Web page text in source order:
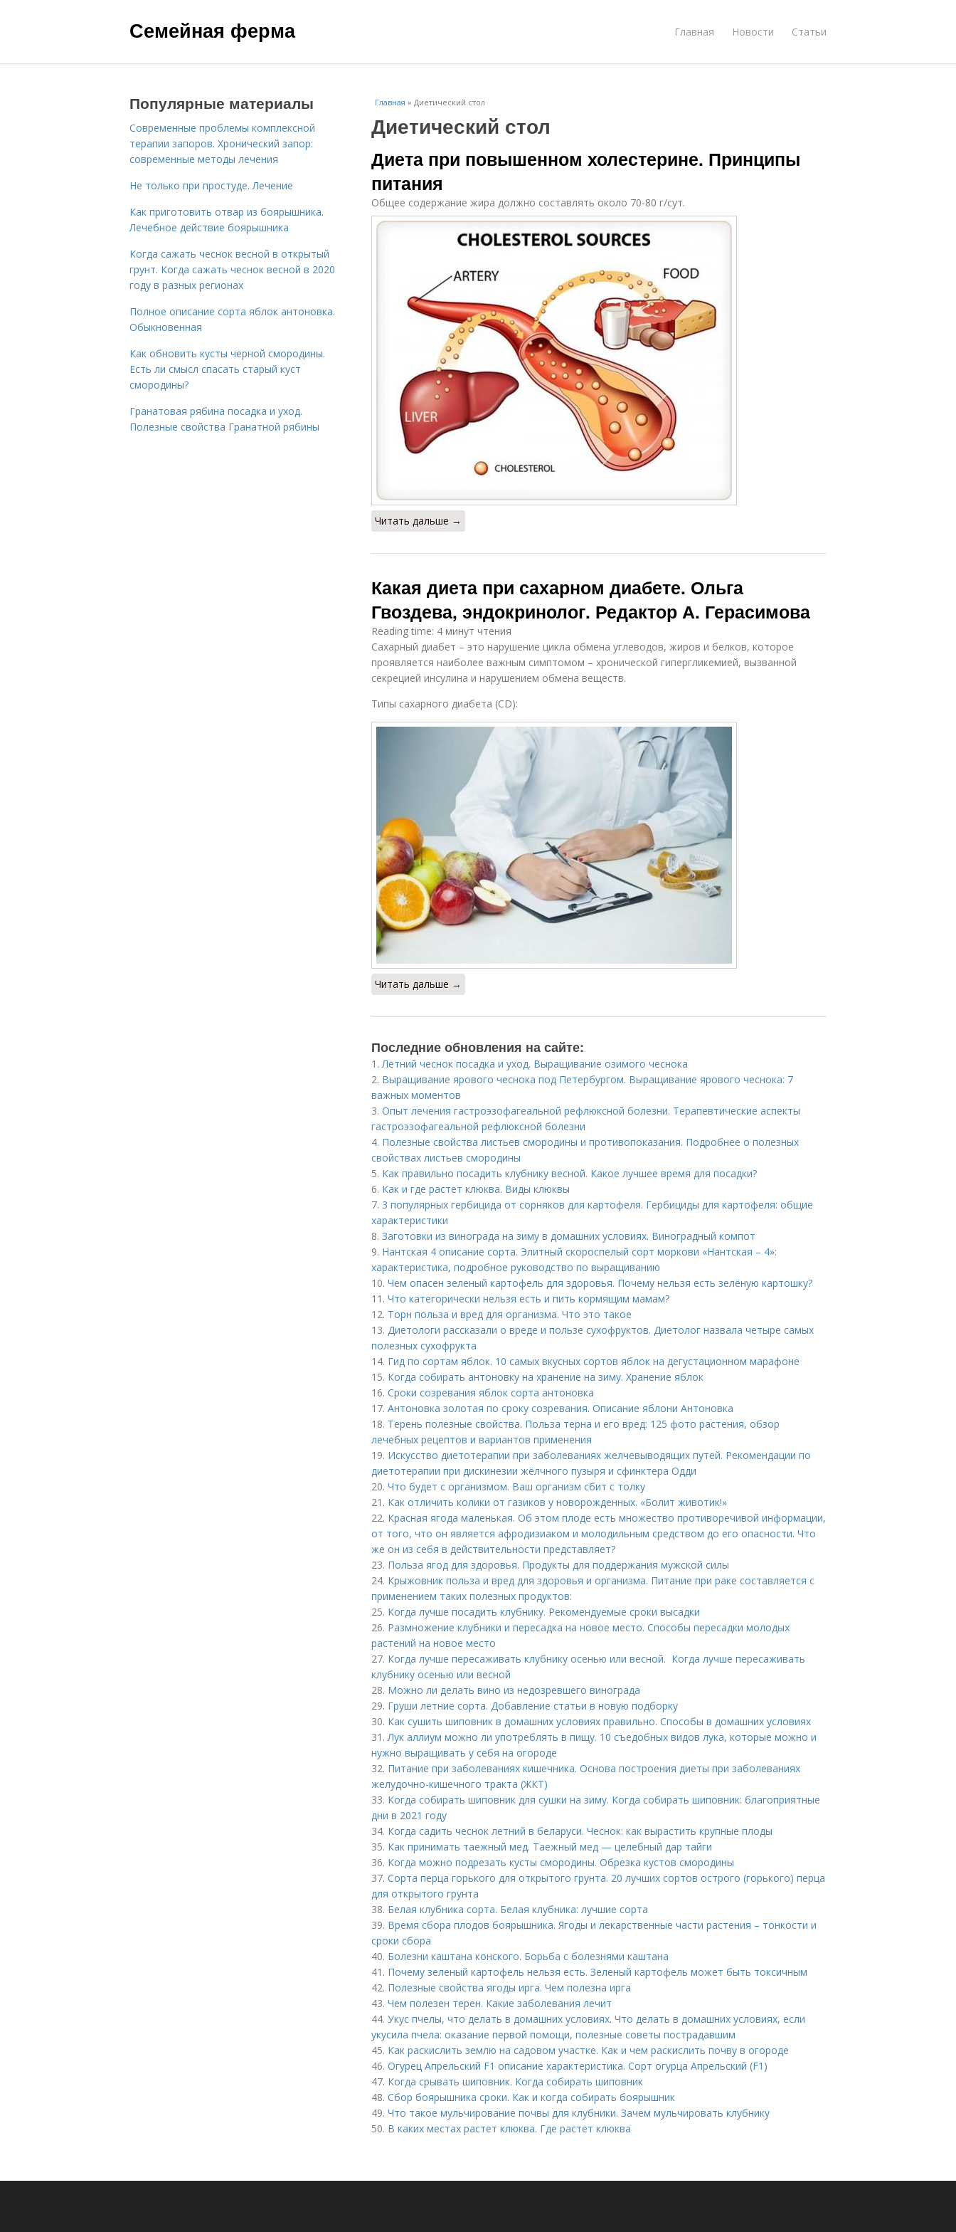
Семейная ферма Главная Новости Статьи
Главная » Диетический стол
Диетический стол
Диета при повышенном холестерине. Принципы
питания
Общее содержание жира должно составлять около 70-80 г/сут.
Читать дальше →
Какая диета при сахарном диабете. Ольга
Гвоздева, эндокринолог. Редактор А. Герасимова
Reading time: 4 минут чтения
Сахарный диабет – это нарушение цикла обмена углеводов, жиров и белков, которое
проявляется наиболее важным симптомом – хронической гипергликемией, вызванной
секрецией инсулина и нарушением обмена веществ.
Типы сахарного диабета (CD):
Читать дальше →
Последние обновления на сайте:
1.Летний чеснок посадка и уход. Выращивание озимого чеснока
2. Выращивание ярового чеснока под Петербургом. Выращивание ярового чеснока: 7
важных моментов
3. Опыт лечения гастроэзофагеальной рефлюксной болезни. Терапевтические аспекты
гастроэзофагеальной рефлюксной болезни
4. Полезные свойства листьев смородины и противопоказания. Подробнее о полезных
свойствах листьев смородины
5. Как правильно посадить клубнику весной. Какое лучшее время для посадки?
6. Как и где растет клюква. Виды клюквы
7. 3 популярных гербицида от сорняков для картофеля. Гербициды для картофеля: общие
характеристики
8. Заготовки из винограда на зиму в домашних условиях. Виноградный компот
9. Нантская 4 описание сорта. Элитный скороспелый сорт моркови «Нантская – 4»:
характеристика, подробное руководство по выращиванию
10. Чем опасен зеленый картофель для здоровья. Почему нельзя есть зелёную картошку?
11. Что категорически нельзя есть и пить кормящим мамам?
12. Торн польза и вред для организма. Что это такое
13. Диетологи рассказали о вреде и пользе сухофруктов. Диетолог назвала четыре самых
полезных сухофрукта
14. Гид по сортам яблок. 10 самых вкусных сортов яблок на дегустационном марафоне
15. Когда собирать антоновку на хранение на зиму. Хранение яблок
16. Сроки созревания яблок сорта антоновка
17. Антоновка золотая по сроку созревания. Описание яблони Антоновка
18. Терень полезные свойства. Польза терна и его вред: 125 фото растения, обзор
лечебных рецептов и вариантов применения
19. Искусство диетотерапии при заболеваниях желчевыводящих путей. Рекомендации по
диетотерапии при дискинезии жёлчного пузыря и сфинктера Одди
20. Что будет с организмом. Ваш организм сбит с толку
21. Как отличить колики от газиков у новорожденных. «Болит животик!»
22. Красная ягода маленькая. Об этом плоде есть множество противоречивой информации,
от того, что он является афродизиаком и молодильным средством до его опасности. Что
же он из себя в действительности представляет?
23. Польза ягод для здоровья. Продукты для поддержания мужской силы
24. Крыжовник польза и вред для здоровья и организма. Питание при раке составляется с
применением таких полезных продуктов:
25. Когда лучше посадить клубнику. Рекомендуемые сроки высадки
26. Размножение клубники и пересадка на новое место. Способы пересадки молодых
растений на новое место
27. Когда лучше пересаживать клубнику осенью или весной. Когда лучше пересаживать
клубнику осенью или весной
28. Можно ли делать вино из недозревшего винограда
29. Груши летние сорта. Добавление статьи в новую подборку
30. Как сушить шиповник в домашних условиях правильно. Способы в домашних условиях
31.Лук аллиум можно ли употреблять в пищу. 10 съедобных видов лука, которые можно и
нужно выращивать у себя на огороде
32. Питание при заболеваниях кишечника. Основа построения диеты при заболеваниях
желудочно-кишечного тракта (ЖКТ)
33. Когда собирать шиповник для сушки на зиму. Когда собирать шиповник: благоприятные
дни в 2021 году
34. Когда садить чеснок летний в беларуси. Чеснок: как вырастить крупные плоды
35. Как принимать таежный мед. Таежный мед — целебный дар тайги
36. Когда можно подрезать кусты смородины. Обрезка кустов смородины
37. Сорта перца горького для открытого грунта. 20 лучших сортов острого (горького) перца
для открытого грунта
38. Белая клубника сорта. Белая клубника: лучшие сорта
39. Время сбора плодов боярышника. Ягоды и лекарственные части растения – тонкости и
сроки сбора
40. Болезни каштана конского. Борьба с болезнями каштана
41. Почему зеленый картофель нельзя есть. Зеленый картофель может быть токсичным
42. Полезные свойства ягоды ирга. Чем полезна ирга
43. Чем полезен терен. Какие заболевания лечит
44. Укус пчелы, что делать в домашних условиях. Что делать в домашних условиях, если
укусила пчела: оказание первой помощи, полезные советы пострадавшим
45. Как раскислить землю на садовом участке. Как и чем раскислить почву в огороде
46. Огурец Апрельский F1 описание характеристика. Сорт огурца Апрельский (F1)
47. Когда срывать шиповник. Когда собирать шиповник
48. Сбор боярышника сроки. Как и когда собирать боярышник
49. Что такое мульчирование почвы для клубники. Зачем мульчировать клубнику
50. В каких местах растет клюква. Где растет клюква
Популярные материалы
Современные проблемы комплексной
терапии запоров. Хронический запор:
современные методы лечения
Не только при простуде. Лечение
Как приготовить отвар из боярышника.
Лечебное действие боярышника
Когда сажать чеснок весной в открытый
грунт. Когда сажать чеснок весной в 2020
году в разных регионах
Полное описание сорта яблок антоновка.
Обыкновенная
Как обновить кусты черной смородины.
Есть ли смысл спасать старый куст
смородины?
Гранатовая рябина посадка и уход.
Полезные свойства Гранатной рябины